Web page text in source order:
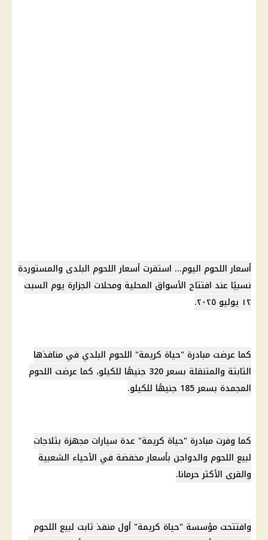
أسعار اللحوم اليوم... استقرت أسعار اللحوم البلدى والمستوردة
نسبيًا عند افتتاح الأسواق المحلية ومحلات الجزارة يوم السبت
١٢ يوليو ٢٠٢٥.
كما عرضت مبادرة "حياة كريمة" اللحوم البلدي في منافذها
الثابتة والمتنقلة بسعر 320 جنيهًا للكيلو، كما عرضت اللحوم
المجمدة بسعر 185 جنيهًا للكيلو.
كما وفرت مبادرة "حياة كريمة" عدة سيارات مجهزة بثلاجات
لبيع اللحوم والدواجن بأسعار مخفضة في الأحياء الشعبية
والقرى الأكثر حرمانا.
وافتتحت مؤسسة "حياة كريمة" أول منفذ ثابت لبيع اللحوم